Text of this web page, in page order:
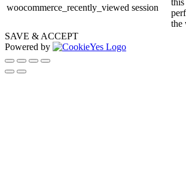
woocommerce_recently_viewed session
this
the
SAVE & ACCEPT
Powered by